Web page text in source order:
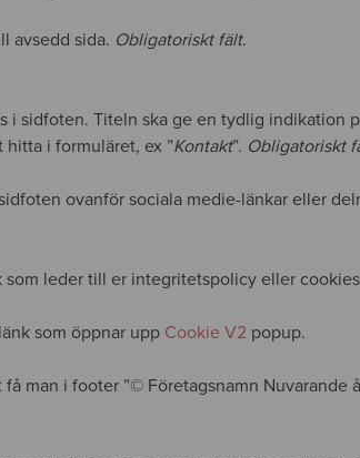
avsedd sida. Obligatoriskt fält.
i sidfoten. Titeln ska ge en tydlig indikation
hitta i formuläret, ex ”Kontakt”. Obligatoriskt
ovanför sociala medie-länkar eller
som leder till er integritetspolicy eller
som öppnar upp Cookie V2 popup.
man i footer ”© Företagsnamn Nuvarande